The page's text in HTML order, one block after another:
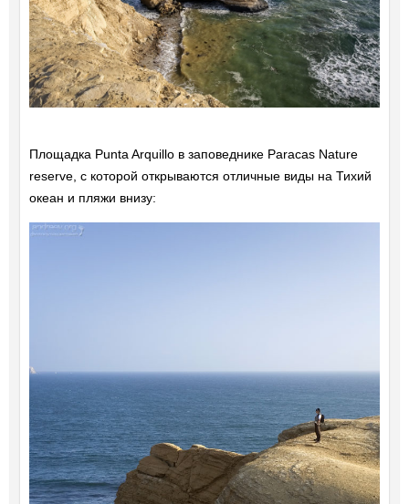
Площадка Punta Arquillo в заповеднике Paracas Nature
reserve, с которой открываются отличные виды на Тихий
океан и пляжи внизу: